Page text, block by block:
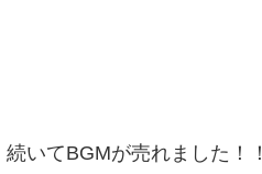
いてBGMが売れました！！